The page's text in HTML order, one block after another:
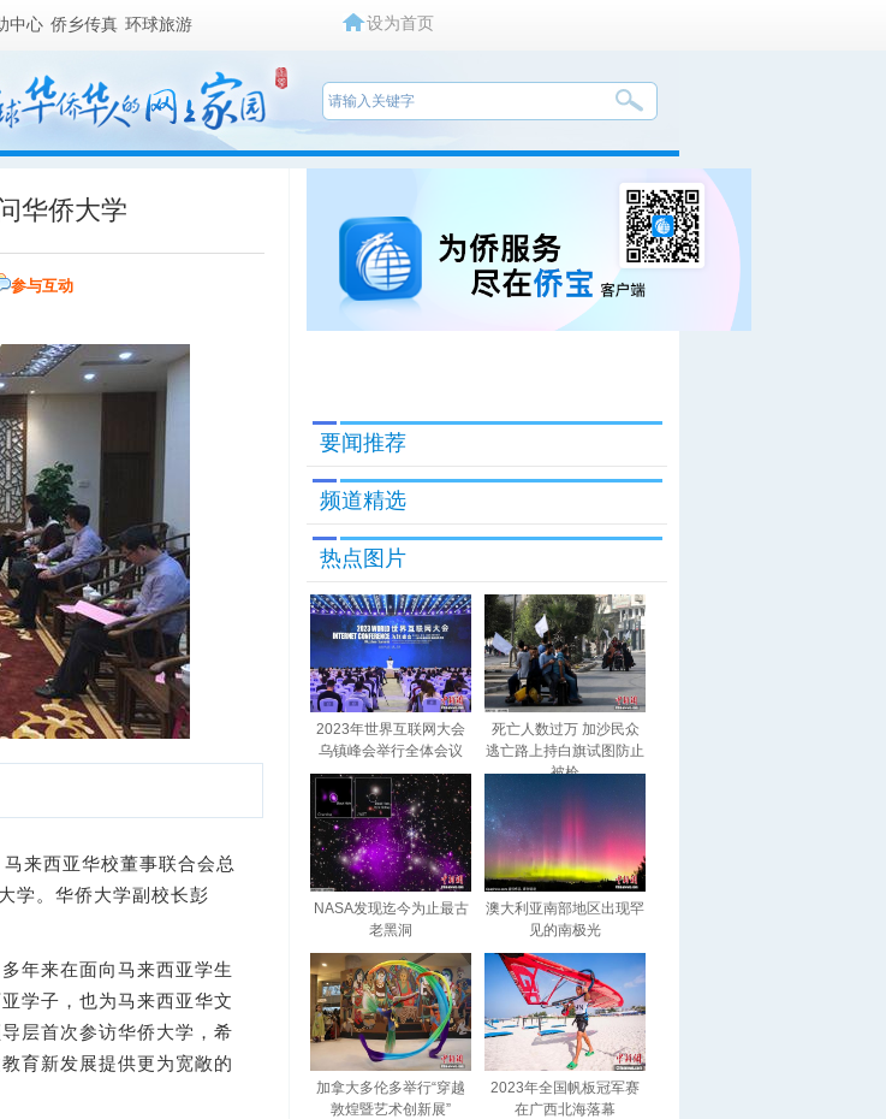
中心 侨乡传真 环球旅游 设为首页
华侨大学
参与互动
来西亚华校董事联合会总
学。华侨大学副校长彭
年来在面向马来西亚学生
学子，也为马来西亚华文
层首次参访华侨大学，希
育新发展提供更为宽敞的
要闻推荐
频道精选
热点图片
2023年世界互联网大会
乌镇峰会举行全体会议
死亡人数过万 加沙民众
逃亡路上持白旗试图防止
被枪
NASA发现迄今为止最古
老黑洞
澳大利亚南部地区出现罕
见的南极光
加拿大多伦多举行“穿越
敦煌暨艺术创新展”
2023年全国帆板冠军赛
在广西北海落幕